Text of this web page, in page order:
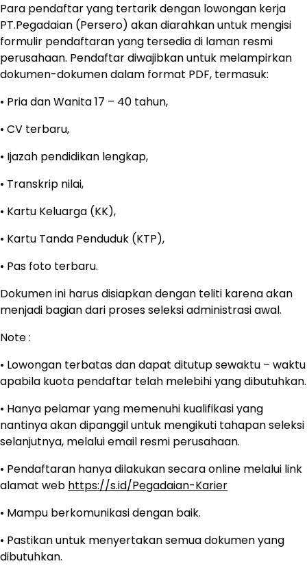
Para pendaftar yang tertarik dengan lowongan kerja
PT.Pegadaian (Persero) akan diarahkan untuk mengisi
formulir pendaftaran yang tersedia di laman resmi
perusahaan. Pendaftar diwajibkan untuk melampirkan
dokumen-dokumen dalam format PDF, termasuk:
• Pria dan Wanita 17 – 40 tahun,
• CV terbaru,
• Ijazah pendidikan lengkap,
• Transkrip nilai,
• Kartu Keluarga (KK),
• Kartu Tanda Penduduk (KTP),
• Pas foto terbaru.
Dokumen ini harus disiapkan dengan teliti karena akan
menjadi bagian dari proses seleksi administrasi awal.
Note :
• Lowongan terbatas dan dapat ditutup sewaktu – waktu
apabila kuota pendaftar telah melebihi yang dibutuhkan.
• Hanya pelamar yang memenuhi kualifikasi yang
nantinya akan dipanggil untuk mengikuti tahapan seleksi
selanjutnya, melalui email resmi perusahaan.
• Pendaftaran hanya dilakukan secara online melalui link
alamat web https://s.id/Pegadaian-Karier
• Mampu berkomunikasi dengan baik.
• Pastikan untuk menyertakan semua dokumen yang
dibutuhkan.